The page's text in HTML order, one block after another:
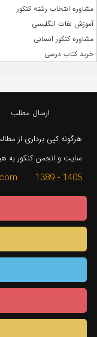
مشاوره انتخاب رشته کنکور
آموزش لغات انگلیسی
مشاوره کنکور انسانی
خرید کتاب درسی
ارسال مطلب
هرگونه کپی برداری از
سایت و انجمن کنکور به
1405 - 1389 konkur.in@gmail.com